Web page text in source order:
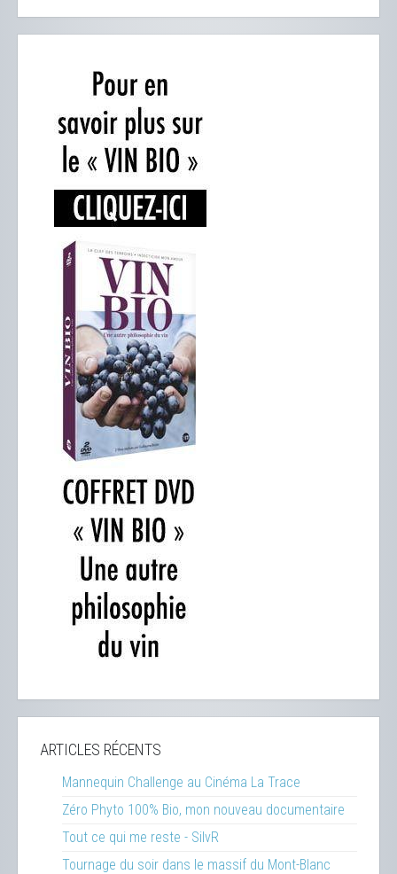
ARTICLES RÉCENTS
Mannequin Challenge au Cinéma La Trace
Zéro Phyto 100% Bio, mon nouveau documentaire
Tout ce qui me reste - SilvR
Tournage du soir dans le massif du Mont-Blanc